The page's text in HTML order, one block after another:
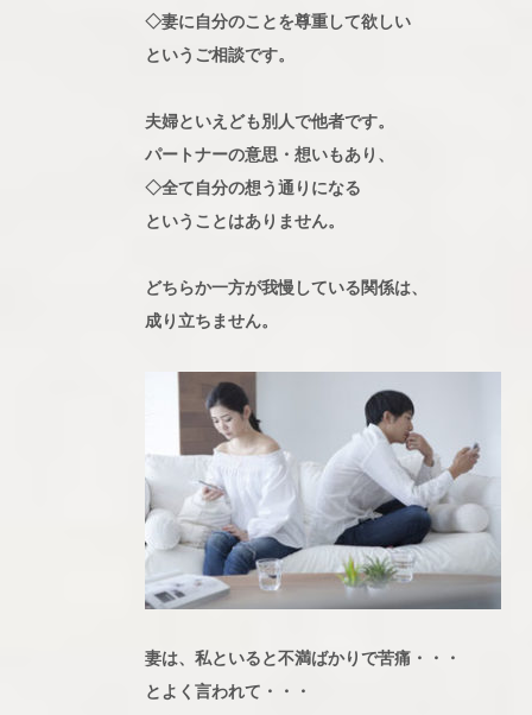
◇妻に自分のことを尊重して欲しい
というご相談です。
夫婦といえども別人で他者です。
パートナーの意思・想いもあり、
◇全て自分の想う通りになる
ということはありません。
どちらか一方が我慢している関係は、
成り立ちません。
妻は、私といると不満ばかりで苦痛・・・
とよく言われて・・・